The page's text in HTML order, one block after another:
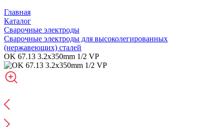
Главная
Каталог
Сварочные электроды
Сварочные электроды для высоколегированных
(нержавеющих) сталей
OK 67.13 3.2x350mm 1/2 VP